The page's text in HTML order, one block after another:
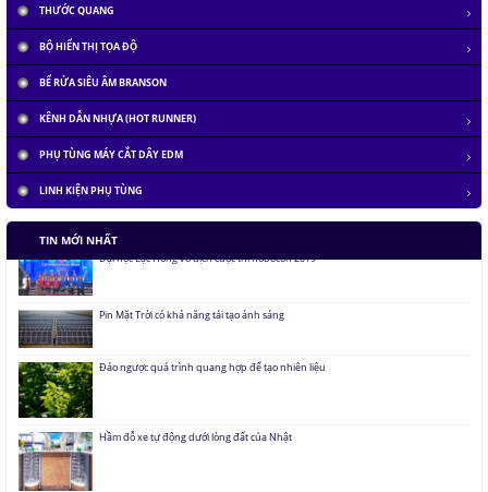
THƯỚC QUANG
BỘ HIỂN THỊ TỌA ĐỘ
BỂ RỬA SIÊU ÂM BRANSON
KÊNH DẪN NHỰA (HOT RUNNER)
PHỤ TÙNG MÁY CẮT DÂY EDM
LINH KIỆN PHỤ TÙNG
TIN MỚI NHẤT